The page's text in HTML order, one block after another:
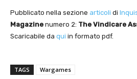
Pubblicato nella sezione articoli di
Magazine numero 2: The Vindicare
Scaricabile da qui in formato pdf.
TAGS Wargames